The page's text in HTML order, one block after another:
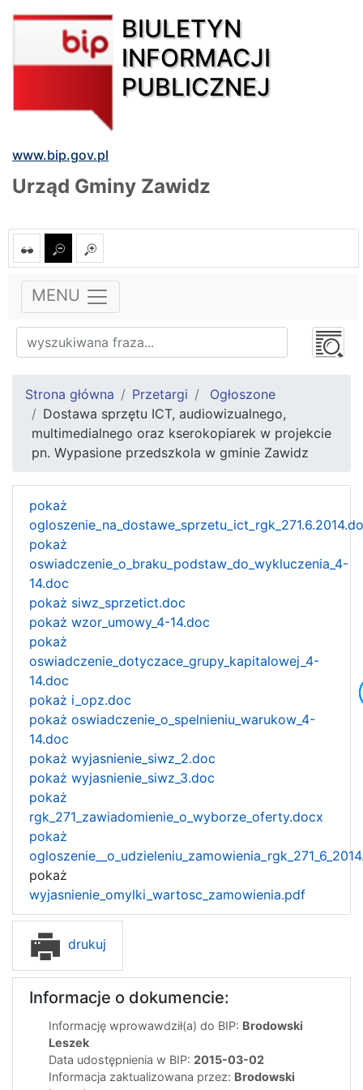
BIULETYN
INFORMACJI
PUBLICZNEJ
www.bip.gov.pl
Urząd Gminy Zawidz
MENU
Strona główna Przetargi
Ogłoszone
Dostawa sprzętu ICT, audiowizualnego,
multimedialnego oraz kserokopiarek w projekcie
pn. Wypasione przedszkola w gminie Zawidz
pokaż
pokaż
oswiadczenie_o_braku_podstaw_do_wykluczenia_4-
14.doc
pokaż siwz_sprzetict.doc
pokaż wzor_umowy_4-14.doc
pokaż
oswiadczenie_dotyczace_grupy_kapitalowej_4-
14.doc
pokaż i_opz.doc
pokaż oswiadczenie_o_spelnieniu_warukow_4-
14.doc
pokaż wyjasnienie_siwz_2.doc
pokaż wyjasnienie_siwz_3.doc
pokaż
rgk_271_zawiadomienie_o_wyborze_oferty.docx
pokaż
pokaż
wyjasnienie_omylki_wartosc_zamowienia.pdf
drukuj
Informacje o dokumencie:
Informację wprowawdził(a) do BIP: Brodowski
Leszek
Data udostępnienia w BIP: 2015-03-02
Informacja zaktualizowana przez: Brodowski